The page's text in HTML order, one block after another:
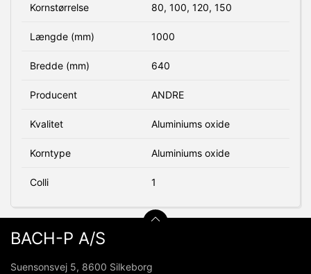
Kornstørrelse 80, 100, 120, 150
Længde (mm) 1000
Bredde (mm) 640
Producent ANDRE
Kvalitet Aluminiums oxide
Korntype Aluminiums oxide
Colli 1
BACH-P A/S
Suensonsvej 5, 8600 Silkeborg